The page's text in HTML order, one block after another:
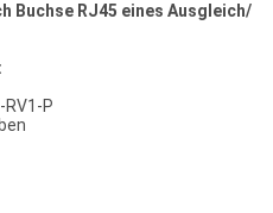
Buchse RJ45 eines Ausgleich/
P